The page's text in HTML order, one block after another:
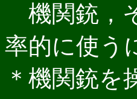
機関銃，
率的に使う
＊機関銃を